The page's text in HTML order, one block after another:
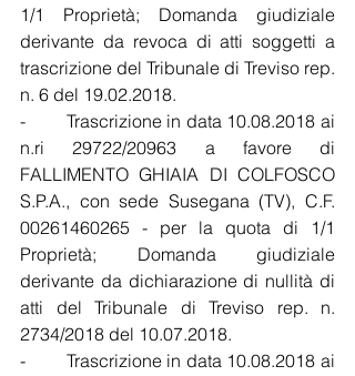
1/1 Proprietà; Domanda giudiziale
derivante da revoca di atti soggetti a
trascrizione del Tribunale di Treviso rep.
n. 6 del 19.02.2018.
-        Trascrizione in data 10.08.2018 ai
n.ri 29722/20963 a favore di
FALLIMENTO GHIAIA DI COLFOSCO
S.P.A., con sede Susegana (TV), C.F.
00261460265 - per la quota di 1/1
Proprietà; Domanda giudiziale
derivante da dichiarazione di nullità di
atti del Tribunale di Treviso rep. n.
2734/2018 del 10.07.2018.
-        Trascrizione in data 10.08.2018 ai